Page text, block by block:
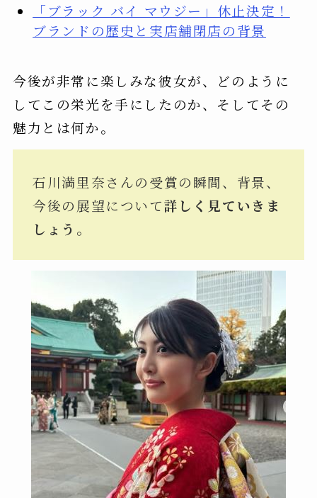
「ブラック バイ マウジー」休止決定！
ブランドの歴史と実店舗閉店の背景
今後が非常に楽しみな彼女が、どのように
してこの栄光を手にしたのか、そしてその
魅力とは何か。
石川満里奈さんの受賞の瞬間、背景、
今後の展望について詳しく見ていきま
しょう。